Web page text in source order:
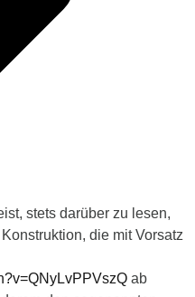
stets darüber zu lesen,
die mit Vorsatz
ab